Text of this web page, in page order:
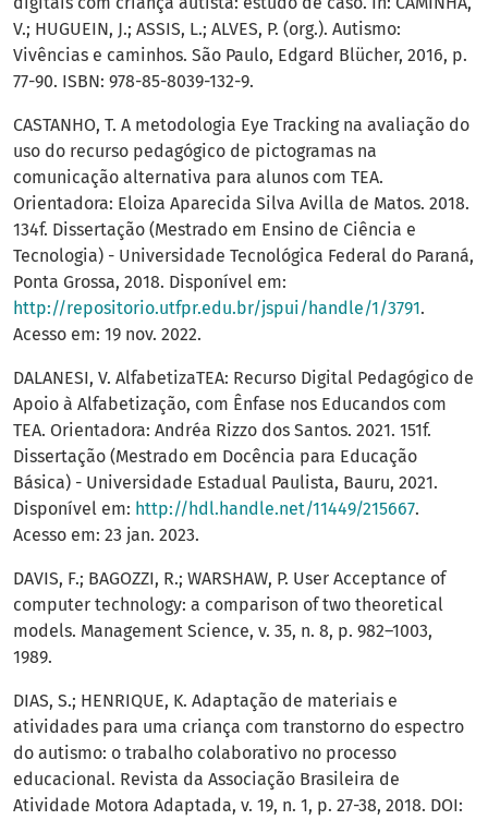
V.; HUGUEIN, J.; ASSIS, L.; ALVES, P. (org.). Autismo:
Vivências e caminhos. São Paulo, Edgard Blücher, 2016, p.
77-90. ISBN: 978-85-8039-132-9.
CASTANHO, T. A metodologia Eye Tracking na avaliação do
uso do recurso pedagógico de pictogramas na
comunicação alternativa para alunos com TEA.
Orientadora: Eloiza Aparecida Silva Avilla de Matos. 2018.
134f. Dissertação (Mestrado em Ensino de Ciência e
Tecnologia) - Universidade Tecnológica Federal do Paraná,
Ponta Grossa, 2018. Disponível em:
http://repositorio.utfpr.edu.br/jspui/handle/1/3791.
Acesso em: 19 nov. 2022.
DALANESI, V. AlfabetizaTEA: Recurso Digital Pedagógico de
Apoio à Alfabetização, com Ênfase nos Educandos com
TEA. Orientadora: Andréa Rizzo dos Santos. 2021. 151f.
Dissertação (Mestrado em Docência para Educação
Básica) - Universidade Estadual Paulista, Bauru, 2021.
Disponível em: http://hdl.handle.net/11449/215667.
Acesso em: 23 jan. 2023.
DAVIS, F.; BAGOZZI, R.; WARSHAW, P. User Acceptance of
computer technology: a comparison of two theoretical
models. Management Science, v. 35, n. 8, p. 982–1003,
1989.
DIAS, S.; HENRIQUE, K. Adaptação de materiais e
atividades para uma criança com transtorno do espectro
do autismo: o trabalho colaborativo no processo
educacional. Revista da Associação Brasileira de
Atividade Motora Adaptada, v. 19, n. 1, p. 27-38, 2018. DOI: